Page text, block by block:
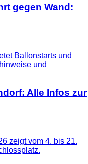
gegen Wand:
Alle Infos zur